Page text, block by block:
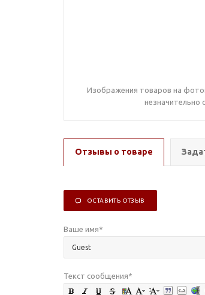
Изображения товаров на
незначительно
Отзывы о товаре
ОСТАВИТЬ ОТЗЫВ
Ваше имя*
Текст сообщения*